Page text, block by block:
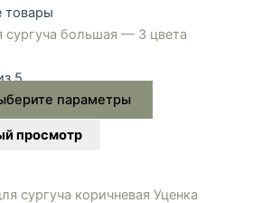
товары
сургуча большая — 3 цвета
5
параметры
вариаций.
можно
на
просмотр